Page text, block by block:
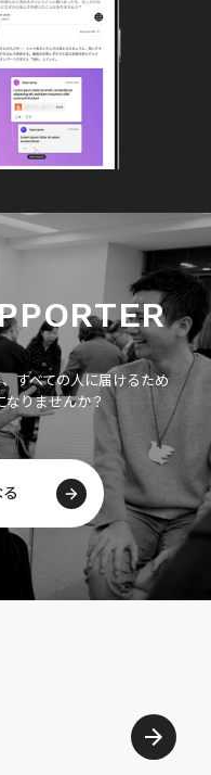
すべての人に届けるため
りませんか？